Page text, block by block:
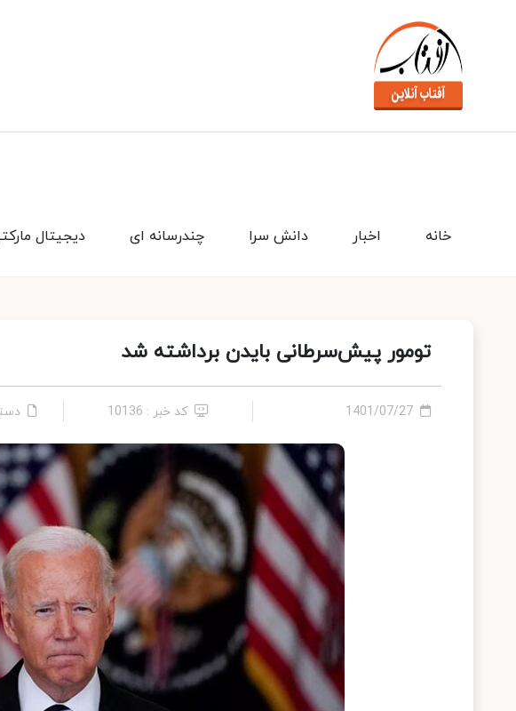
دیجیتال چندرسانه ای دانش سرا اخبار خانه
تومور پیش‌سرطانی بایدن برداشته شد
1401/07/27 کد خبر : 10136